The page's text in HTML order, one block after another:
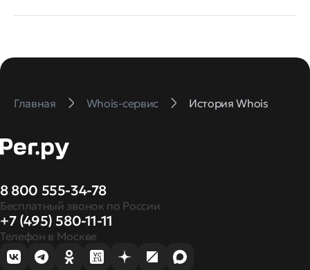
Главная Whois-сервис История Whois
8 800 555-34-78
Бесплатный звонок по России
+7 (495) 580-11-11
Телефон в Москве